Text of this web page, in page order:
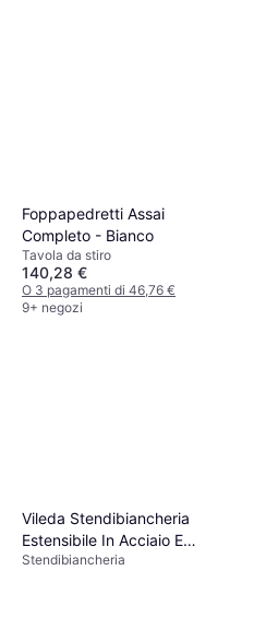
Foppapedretti Assai
Completo - Bianco
Tavola da stiro
140,28 €
O 3 pagamenti di 46,76 €
9+ negozi
Vileda Stendibiancheria
Estensibile In Acciaio E
Resina - Nero
Stendibiancheria